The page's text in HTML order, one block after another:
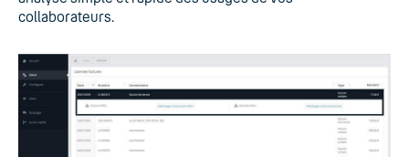
collaborateurs.